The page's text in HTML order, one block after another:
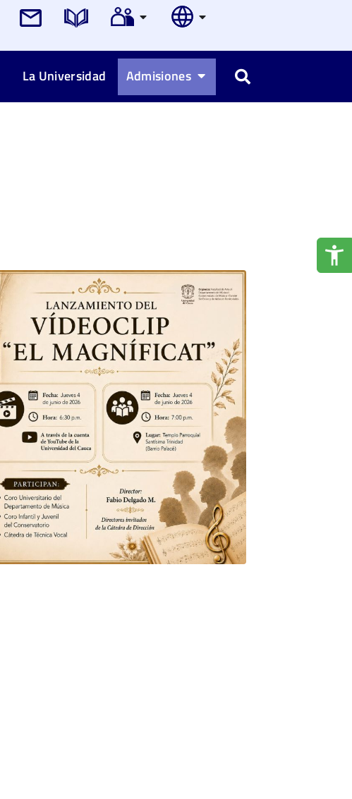
La Universidad Admisiones Buscar